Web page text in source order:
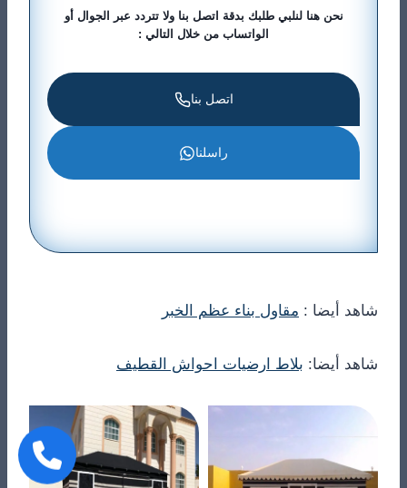
نحن هنا لنلبي طلبك بدقة اتصل بنا ولا تتردد عبر الجوال أو
الواتساب من خلال التالي :
اتصل بنا
راسلنا
شاهد أيضا : مقاول بناء عظم الخبر
شاهد أيضا: بلاط ارضيات احواش القطيف